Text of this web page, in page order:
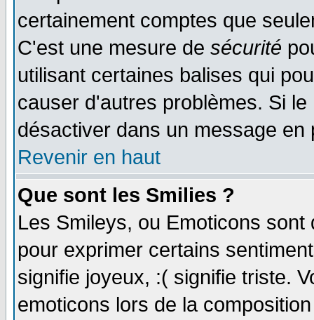
certainement comptes que
C'est une mesure de sécurité
utilisant certaines balises qui
causer d'autres problèmes. Si
désactiver dans un message
Revenir en haut
Que sont les Smilies ?
Les Smileys, ou Emoticons
pour exprimer certains
signifie joyeux, :( signifie triste.
emoticons lors de la